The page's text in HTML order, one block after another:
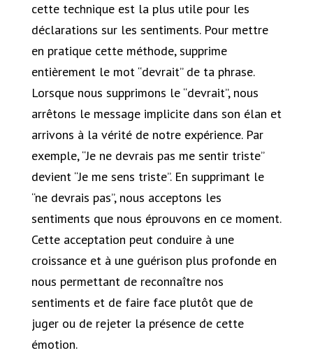
cette technique est la plus utile pour les
déclarations sur les sentiments. Pour mettre
en pratique cette méthode, supprime
entièrement le mot “devrait” de ta phrase.
Lorsque nous supprimons le “devrait”, nous
arrêtons le message implicite dans son élan et
arrivons à la vérité de notre expérience. Par
exemple, “Je ne devrais pas me sentir triste”
devient “Je me sens triste”. En supprimant le
“ne devrais pas”, nous acceptons les
sentiments que nous éprouvons en ce moment.
Cette acceptation peut conduire à une
croissance et à une guérison plus profonde en
nous permettant de reconnaître nos
sentiments et de faire face plutôt que de
juger ou de rejeter la présence de cette
émotion.